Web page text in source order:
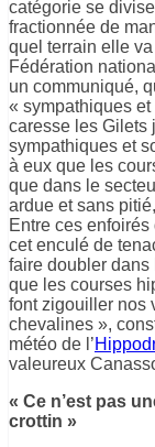
catégorie se
fractionnée de
quel terrain elle
Fédération
un communiqué,
« sympathiques
caresse les Gilets
sympathiques et
à eux que les
que dans le
ardue et sans
Entre ces
cet enculé de
faire doubler dans
que les courses
font zigouiller nos
chevalines »,
météo de l’
valeureux
« Ce n’est pas
crottin »